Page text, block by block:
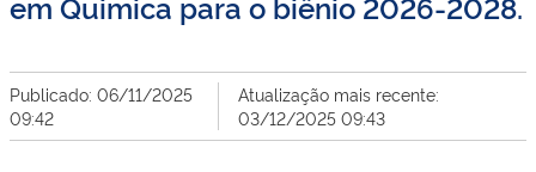
Publicado: 06/11/2025
09:42
Atualização mais recente:
03/12/2025 09:43